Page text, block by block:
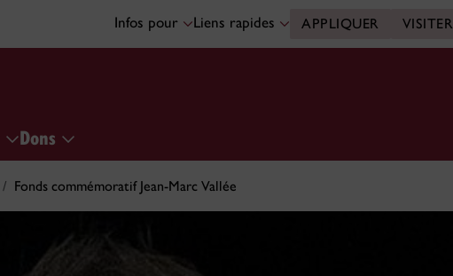
Infos pour Liens rapides APPLIQUER VISITER
Dons
Fonds commémoratif Jean-Marc Vallée